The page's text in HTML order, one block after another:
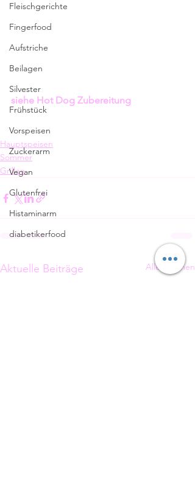
Fleischgerichte
Fingerfood
Aufstriche
Beilagen
Silvester
Frühstück
Vorspeisen
Zuckerarm
Vegan
Glutenfrei
Histaminarm
diabetikerfood
siehe Hot Dog Zubereitung
Hauptspeisen
Sommer
Grillen
Aktuelle Beiträge Alle ansehen